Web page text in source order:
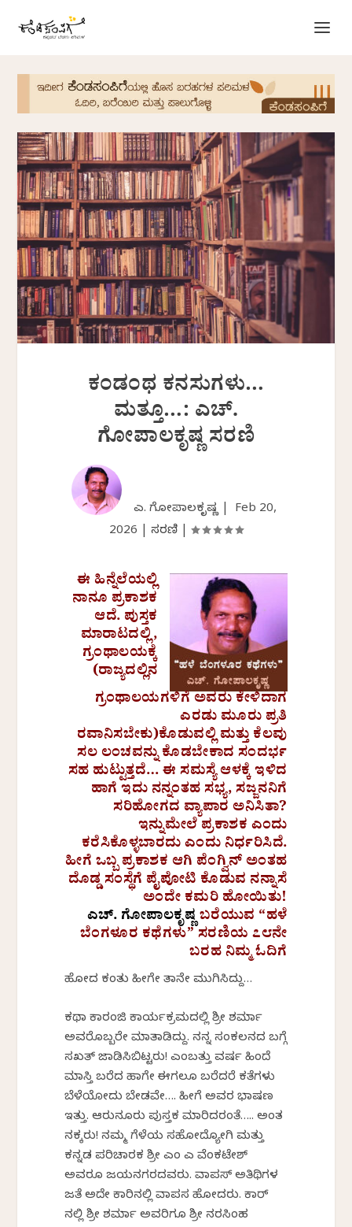
ಕಂಡಂಥ ಕನಸುಗಳು…
ಮತ್ತೂ…: ಎಚ್.
ಗೋಪಾಲಕೃಷ್ಣ ಸರಣಿ
ಎಚ್. ಗೋಪಾಲಕೃಷ್ಣ | Feb 20,
2026
ಸರಣಿ
ಈ ಹಿನ್ನೆಲೆಯಲ್ಲಿ
ನಾನೂ ಪ್ರಕಾಶಕ
ಆದೆ. ಪುಸ್ತಕ
ಮಾರಾಟದಲ್ಲಿ,
ಗ್ರಂಥಾಲಯಕ್ಕೆ
(ರಾಜ್ಯದಲ್ಲಿನ
ಗ್ರಂಥಾಲಯಗಳಿಗೆ ಅವರು ಕೇಳಿದಾಗ
ಎರಡು ಮೂರು ಪ್ರತಿ
ರವಾನಿಸಬೇಕು)ಕೊಡುವಲ್ಲಿ ಮತ್ತು ಕೆಲವು
ಸಲ ಲಂಚವನ್ನು ಕೊಡಬೇಕಾದ ಸಂದರ್ಭ
ಸಹ ಹುಟ್ಟುತ್ತದೆ… ಈ ಸಮಸ್ಯೆ ಆಳಕ್ಕೆ ಇಳಿದ
ಹಾಗೆ ಇದು ನನ್ನಂತಹ ಸಭ್ಯ, ಸಜ್ಜನನಿಗೆ
ಸರಿಹೋಗದ ವ್ಯಾಪಾರ ಅನಿಸಿತಾ?
ಇನ್ನುಮೇಲೆ ಪ್ರಕಾಶಕ ಎಂದು
ಕರೆಸಿಕೊಳ್ಳಬಾರದು ಎಂದು ನಿರ್ಧರಿಸಿದೆ.
ಹೀಗೆ ಒಬ್ಬ ಪ್ರಕಾಶಕ ಆಗಿ ಪೆಂಗ್ವಿನ್ ಅಂತಹ
ದೊಡ್ಡ ಸಂಸ್ಥೆಗೆ ಪೈಪೋಟಿ ಕೊಡುವ ನನ್ನಾಸೆ
ಅಂದೇ ಕಮರಿ ಹೋಯಿತು!
ಎಚ್. ಗೋಪಾಲಕೃಷ್ಣಬರೆಯುವ “ಹಳೆ
ಬೆಂಗಳೂರ ಕಥೆಗಳು” ಸರಣಿಯ೭೮ನೇ
ಬರಹನಿಮ್ಮಓದಿಗೆ
ಹೋದ ಕಂತು ಹೀಗೇ ತಾನೇ ಮುಗಿಸಿದ್ದು…
ಕಥಾ ಕಾರಂಜಿ ಕಾರ್ಯಕ್ರಮದಲ್ಲಿ ಶ್ರೀ ಶರ್ಮಾ
ಅವರೊಬ್ಬರೇ ಮಾತಾಡಿದ್ದು. ನನ್ನ ಸಂಕಲನದ ಬಗ್ಗೆ
ಸಖತ್ ಜಾಡಿಸಿಬಿಟ್ಟರು! ಎಂಬತ್ತು ವರ್ಷ ಹಿಂದೆ
ಮಾಸ್ತಿ ಬರೆದ ಹಾಗೇ ಈಗಲೂ ಬರೆದರೆ ಕತೆಗಳು
ಬೆಳೆಯೋದು ಬೇಡವೇ…. ಹೀಗೆ ಅವರ ಭಾಷಣ
ಇತ್ತು. ಆರುನೂರು ಪುಸ್ತಕ ಮಾರಿದರಂತೆ….. ಅಂತ
ನಕ್ಕರು! ನಮ್ಮ ಗೆಳೆಯ ಸಹೋದ್ಯೋಗಿ ಮತ್ತು
ಕನ್ನಡ ಪರಿಚಾರಕ ಶ್ರೀ ಎಂ ಎ ವೆಂಕಟೇಶ್
ಅವರೂ ಜಯನಗರದವರು. ವಾಪಸ್ ಅತಿಥಿಗಳ
ಜತೆ ಅದೇ ಕಾರಿನಲ್ಲಿ ವಾಪಸ ಹೋದರು. ಕಾರ್
ನಲ್ಲಿ ಶ್ರೀ ಶರ್ಮಾ ಅವರಿಗೂ ಶ್ರೀ ನರಸಿಂಹ